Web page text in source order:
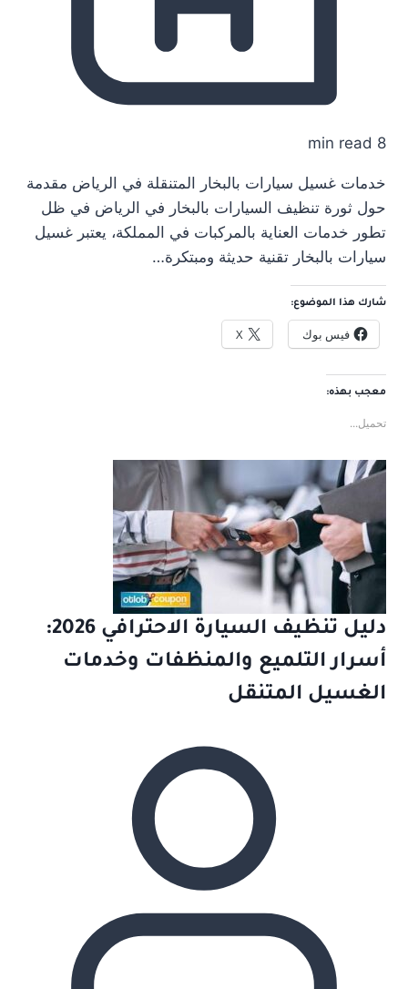
8 min read
خدمات غسيل سيارات بالبخار المتنقلة في الرياض مقدمة
حول ثورة تنظيف السيارات بالبخار في الرياض في ظل
تطور خدمات العناية بالمركبات في المملكة، يعتبر غسيل
سيارات بالبخار تقنية حديثة ومبتكرة…
شارك هذا الموضوع:
فيس بوك X
معجب بهذه:
تحميل...
دليل تنظيف السيارة الاحترافي 2026:
أسرار التلميع والمنظفات وخدمات
الغسيل المتنقل